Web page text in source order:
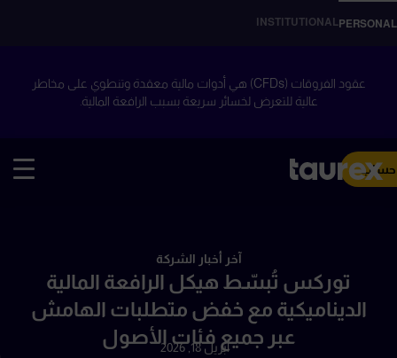
PERSONAL
INSTITUTIONAL
عقود الفروقات (CFDs) هي أدوات مالية معقدة وتنطوي على مخاطر
عالية للتعرض لخسائر سريعة بسبب الرافعة المالية.
حساب
آخر أخبار الشركة
توركس تُبسّط هيكل الرافعة المالية
الديناميكية مع خفض متطلبات الهامش
عبر جميع فئات الأصول
أبريل 18, 2026